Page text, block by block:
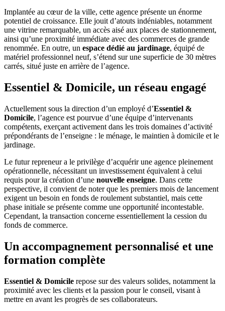
Implantée au cœur de la ville, cette agence présente un énorme
potentiel de croissance. Elle jouit d’atouts indéniables, notamment
une vitrine remarquable, un accès aisé aux places de stationnement,
ainsi qu’une proximité immédiate avec des commerces de grande
renommée. En outre, un espace dédié au jardinage, équipé de
matériel professionnel neuf, s’étend sur une superficie de 30 mètres
carrés, situé juste en arrière de l’agence.
Essentiel & Domicile, un réseau engagé
Actuellement sous la direction d’un employé d’Essentiel &
Domicile, l’agence est pourvue d’une équipe d’intervenants
compétents, exerçant activement dans les trois domaines d’activité
prépondérants de l’enseigne : le ménage, le maintien à domicile et le
jardinage.
Le futur repreneur a le privilège d’acquérir une agence pleinement
opérationnelle, nécessitant un investissement équivalent à celui
requis pour la création d’une nouvelle enseigne. Dans cette
perspective, il convient de noter que les premiers mois de lancement
exigent un besoin en fonds de roulement substantiel, mais cette
phase initiale se présente comme une opportunité incontestable.
Cependant, la transaction concerne essentiellement la cession du
fonds de commerce.
Un accompagnement personnalisé et une
formation complète
Essentiel & Domicile repose sur des valeurs solides, notamment la
proximité avec les clients et la passion pour le conseil, visant à
mettre en avant les progrès de ses collaborateurs.